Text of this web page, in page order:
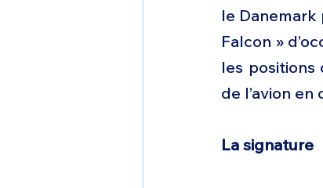
le Danemark
Falcon »
les positions
de l’avion en
La signature